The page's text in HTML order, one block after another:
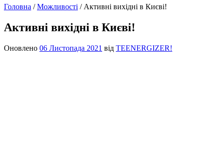
Головна /Можливості / Активні вихідні в Києві!
Активні вихідні в Києві!
Оновлено 06 Листопада 2021 від TEENERGIZER!